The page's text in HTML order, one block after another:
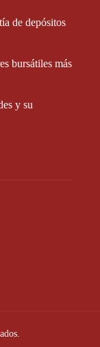
de depósitos
bursátiles más
y su